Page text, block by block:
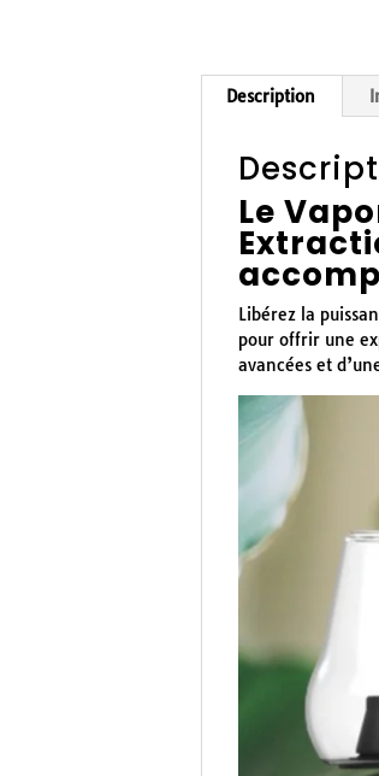
Description
Le
Libérez la
pour offrir une
avancées et